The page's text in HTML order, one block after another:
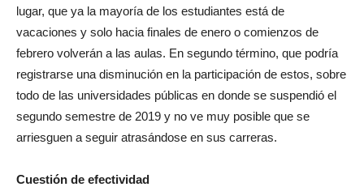
lugar, que ya la mayoría de los estudiantes está de
vacaciones y solo hacia finales de enero o comienzos de
febrero volverán a las aulas. En segundo término, que podría
registrarse una disminución en la participación de estos, sobre
todo de las universidades públicas en donde se suspendió el
segundo semestre de 2019 y no ve muy posible que se
arriesguen a seguir atrasándose en sus carreras.
Cuestión de efectividad